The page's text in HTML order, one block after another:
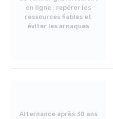
en ligne : repérer les
ressources fiables et
éviter les arnaques
Alternance après 30 ans